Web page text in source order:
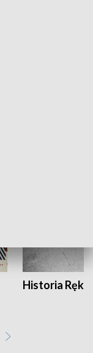
Historia Ręką